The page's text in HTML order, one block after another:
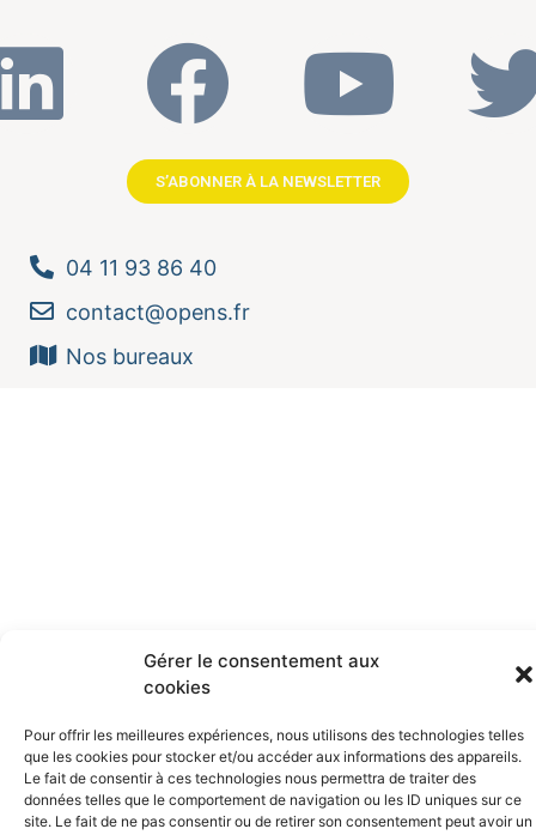
Gérer le consentement aux
cookies
Pour offrir les meilleures expériences, nous utilisons des technologies telles
que les cookies pour stocker et/ou accéder aux informations des appareils.
Le fait de consentir à ces technologies nous permettra de traiter des
données telles que le comportement de navigation ou les ID uniques sur ce
site. Le fait de ne pas consentir ou de retirer son consentement peut avoir un
S’ABONNER À LA NEWSLETTER
04 11 93 86 40
contact@opens.fr
Nos bureaux